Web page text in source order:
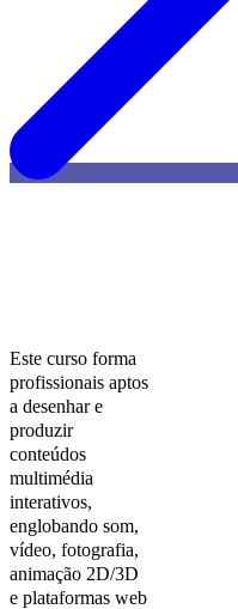
Este curso forma
profissionais aptos
a desenhar e
produzir
conteúdos
multimédia
interativos,
englobando som,
vídeo, fotografia,
animação 2D/3D
e plataformas web